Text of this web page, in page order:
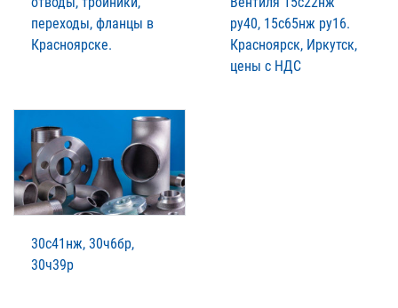
переходы, фланцы в
Красноярске.
ру40, 15с65нж ру16.
Красноярск, Иркутск,
цены с НДС
30с41нж, 30ч6бр,
30ч39р